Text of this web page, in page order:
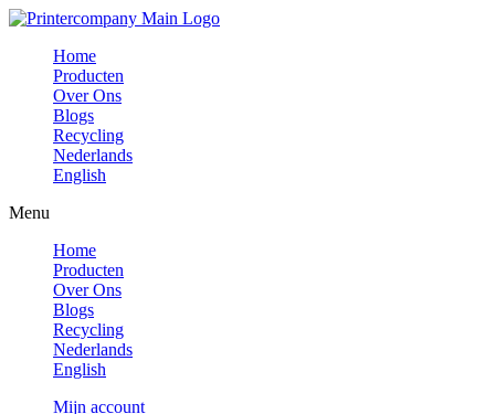
Ga
inhoud
Home
Producten
Over Ons
Blogs
Recycling
Nederlands
English
Menu
Home
Producten
Over Ons
Blogs
Recycling
Nederlands
English
Mijn account